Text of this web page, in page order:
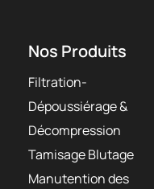
Nos Produits
Filtration-
Dépoussiérage &
Décompression
Tamisage Blutage
Manutention des